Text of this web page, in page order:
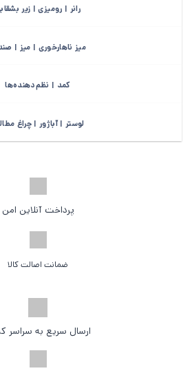
رانر | رومیزی | زیر
میز ناهارخوری | میز |
کمد | نظم‌دهنده‌ها
لوستر | آباژور | چراغ
پرداخت آنلاین امن
ضمانت اصالت کالا
ارسال سریع به سراسر